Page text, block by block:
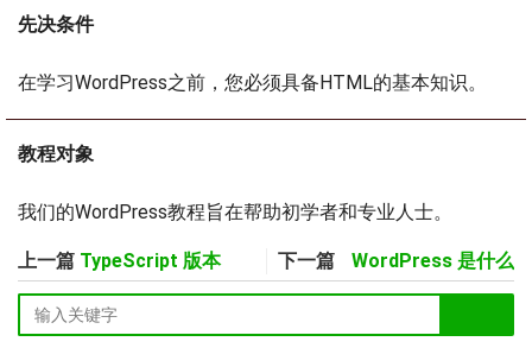
先决条件
在学习WordPress之前，您必须具备HTML的基本知识。
教程对象
我们的WordPress教程旨在帮助初学者和专业人士。
上一篇 TypeScript 版本 下一篇 WordPress 是什么